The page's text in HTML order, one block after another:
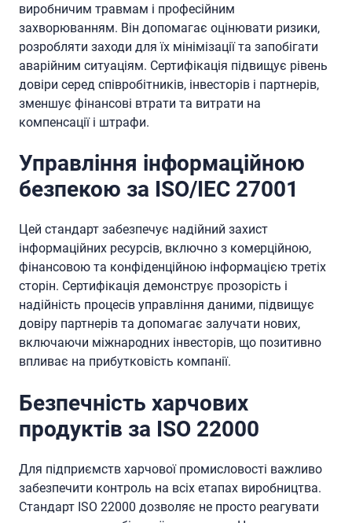
виробничим травмам і професійним
захворюванням. Він допомагає оцінювати ризики,
розробляти заходи для їх мінімізації та запобігати
аварійним ситуаціям. Сертифікація підвищує рівень
довіри серед співробітників, інвесторів і партнерів,
зменшує фінансові втрати та витрати на
компенсації і штрафи.
Управління інформаційною
безпекою за ISO/IEC 27001
Цей стандарт забезпечує надійний захист
інформаційних ресурсів, включно з комерційною,
фінансовою та конфіденційною інформацією третіх
сторін. Сертифікація демонструє прозорість і
надійність процесів управління даними, підвищує
довіру партнерів та допомагає залучати нових,
включаючи міжнародних інвесторів, що позитивно
впливає на прибутковість компанії.
Безпечність харчових
продуктів за ISO 22000
Для підприємств харчової промисловості важливо
забезпечити контроль на всіх етапах виробництва.
Стандарт ISO 22000 дозволяє не просто реагувати